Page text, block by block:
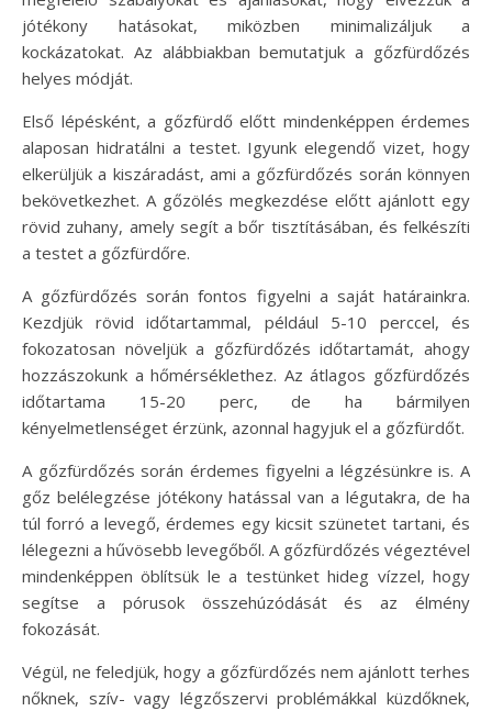
jótékony hatásokat, miközben minimalizáljuk a
kockázatokat. Az alábbiakban bemutatjuk a gőzfürdőzés
helyes módját.
Első lépésként, a gőzfürdő előtt mindenképpen érdemes
alaposan hidratálni a testet. Igyunk elegendő vizet, hogy
elkerüljük a kiszáradást, ami a gőzfürdőzés során könnyen
bekövetkezhet. A gőzölés megkezdése előtt ajánlott egy
rövid zuhany, amely segít a bőr tisztításában, és felkészíti
a testet a gőzfürdőre.
A gőzfürdőzés során fontos figyelni a saját határainkra.
Kezdjük rövid időtartammal, például 5-10 perccel, és
fokozatosan növeljük a gőzfürdőzés időtartamát, ahogy
hozzászokunk a hőmérséklethez. Az átlagos gőzfürdőzés
időtartama 15-20 perc, de ha bármilyen
kényelmetlenséget érzünk, azonnal hagyjuk el a gőzfürdőt.
A gőzfürdőzés során érdemes figyelni a légzésünkre is. A
gőz belélegzése jótékony hatással van a légutakra, de ha
túl forró a levegő, érdemes egy kicsit szünetet tartani, és
lélegezni a hűvösebb levegőből. A gőzfürdőzés végeztével
mindenképpen öblítsük le a testünket hideg vízzel, hogy
segítse a pórusok összehúzódását és az élmény
fokozását.
Végül, ne feledjük, hogy a gőzfürdőzés nem ajánlott terhes
nőknek, szív- vagy légzőszervi problémákkal küzdőknek,